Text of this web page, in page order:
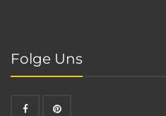
Folge Uns